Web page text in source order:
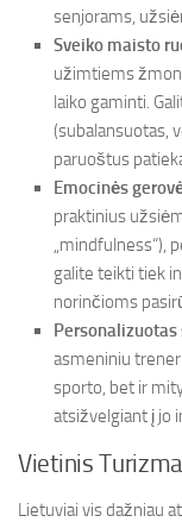
senjorams,
Sveiko maisto
užimtiems
laiko gaminti.
(subalansuotas,
paruoštus
Emocinės
praktinius
„mindfulness“),
galite teikti tiek
norinčioms
asmeniniu
sporto, bet ir
atsižvelgiant į jo
Vietinis
Lietuviai vis dažniau